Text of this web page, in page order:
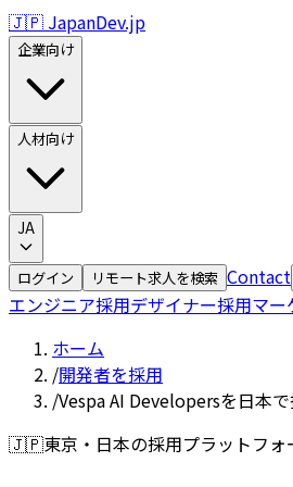
🇯🇵 JapanDev.jp
企業向け
人材向け
JA
ログイン リモート求人を検索 Contact
エンジニア採用デザイナー採用マー
ホーム
/開発者を採用
/Vespa AI Developersを日本
🇯🇵東京・日本の採用プラットフォ